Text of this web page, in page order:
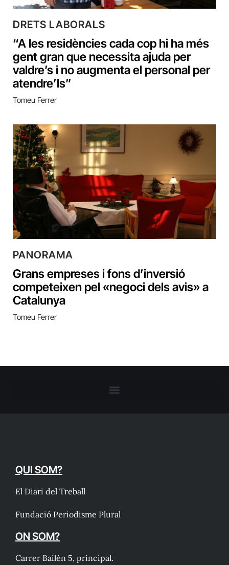
DRETS LABORALS
“A les residències cada cop hi ha més
gent gran que necessita ajuda per
valdre’s i no augmenta el personal per
atendre’ls”
Tomeu Ferrer
PANORAMA
Grans empreses i fons d’inversió
competeixen pel «negoci dels avis» a
Catalunya
Tomeu Ferrer
QUI SOM?
El Diari del Treball
Fundació Periodisme Plural
ON SOM?
Carrer Bailén 5, principal.